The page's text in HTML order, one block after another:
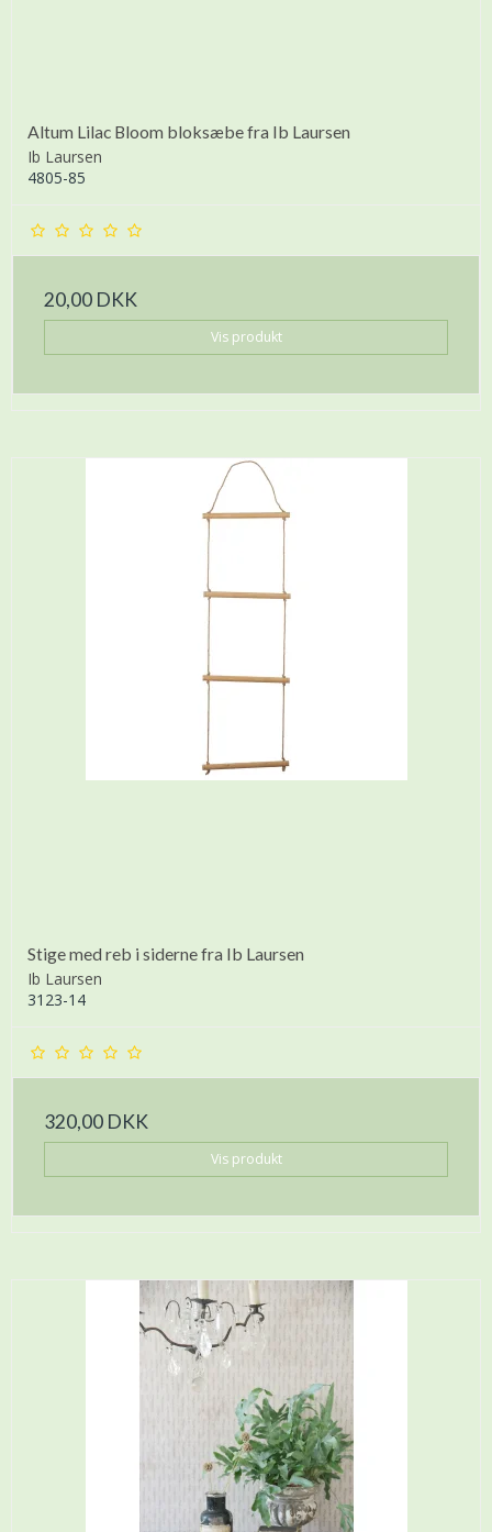
Altum Lilac Bloom bloksæbe fra Ib Laursen
Ib Laursen
4805-85
20,00 DKK
Vis produkt
Stige med reb i siderne fra Ib Laursen
Ib Laursen
3123-14
320,00 DKK
Vis produkt